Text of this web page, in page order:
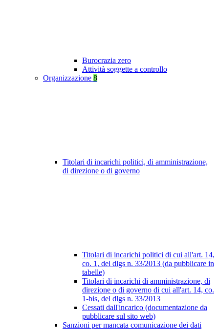
Burocrazia zero
Attività soggette a controllo
Organizzazione 8
Titolari di incarichi politici, di amministrazione,
di direzione o di governo
Titolari di incarichi politici di cui all'art. 14,
co. 1, del dlgs n. 33/2013 (da pubblicare in
tabelle)
Titolari di incarichi di amministrazione, di
direzione o di governo di cui all'art. 14, co.
1-bis, del dlgs n. 33/2013
Cessati dall'incarico (documentazione da
pubblicare sul sito web)
Sanzioni per mancata comunicazione dei dati